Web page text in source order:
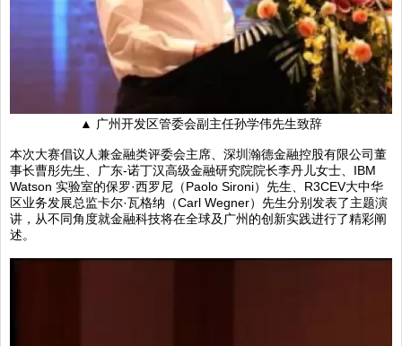
▲ 广州开发区管委会副主任孙学伟先生致辞
本次大赛倡议人兼金融类评委会主席、深圳瀚德金融控股有限公司董
事长曹彤先生、广东-诺丁汉高级金融研究院院长李丹儿女士、IBM
Watson 实验室的保罗·西罗尼（Paolo Sironi）先生、R3CEV大中华
区业务发展总监卡尔·瓦格纳（Carl Wegner）先生分别发表了主题演
讲，从不同角度就金融科技将在全球及广州的创新实践进行了精彩阐
述。